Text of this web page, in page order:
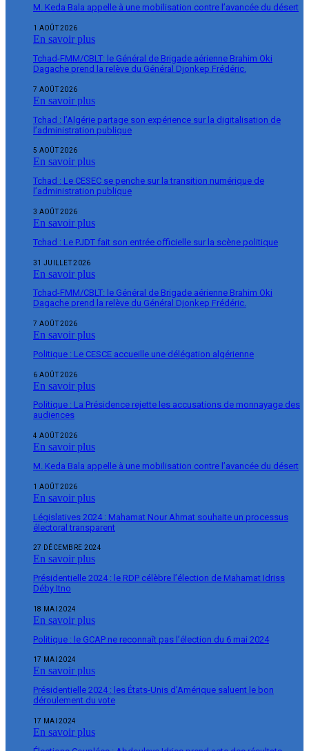
M. Keda Bala appelle à une mobilisation contre l’avancée du désert
1 AOÛT 2026
En savoir plus
Tchad-FMM/CBLT: le Général de Brigade aérienne Brahim Oki
Dagache prend la relève du Général Djonkep Frédéric.
7 AOÛT 2026
En savoir plus
Tchad : l’Algérie partage son expérience sur la digitalisation de
l’administration publique
5 AOÛT 2026
En savoir plus
Tchad : Le CESEC se penche sur la transition numérique de
l’administration publique
3 AOÛT 2026
En savoir plus
Tchad : Le PJDT fait son entrée officielle sur la scène politique
31 JUILLET 2026
En savoir plus
Tchad-FMM/CBLT: le Général de Brigade aérienne Brahim Oki
Dagache prend la relève du Général Djonkep Frédéric.
7 AOÛT 2026
En savoir plus
Politique : Le CESCE accueille une délégation algérienne
6 AOÛT 2026
En savoir plus
Politique : La Présidence rejette les accusations de monnayage des
audiences
4 AOÛT 2026
En savoir plus
M. Keda Bala appelle à une mobilisation contre l’avancée du désert
1 AOÛT 2026
En savoir plus
Législatives 2024 : Mahamat Nour Ahmat souhaite un processus
électoral transparent
27 DÉCEMBRE 2024
En savoir plus
Présidentielle 2024 : le RDP célèbre l’élection de Mahamat Idriss
Déby Itno
18 MAI 2024
En savoir plus
Politique : le GCAP ne reconnaît pas l’élection du 6 mai 2024
17 MAI 2024
En savoir plus
Présidentielle 2024 : les États-Unis d’Amérique saluent le bon
déroulement du vote
17 MAI 2024
En savoir plus